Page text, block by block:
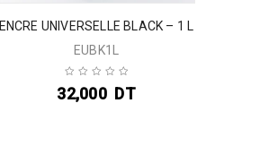
ENCRE UNIVERSELLE BLACK – 1 L
EUBK1L
32,000 DT